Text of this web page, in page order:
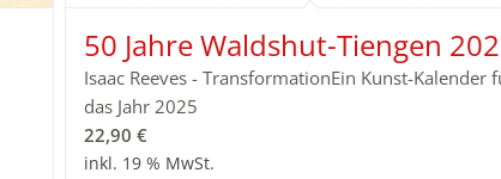
50 Jahre Waldshut-Tiengen
Isaac Reeves - TransformationEin Kunst-Kalender
das Jahr 2025
22,90 €
inkl. 19 % MwSt.